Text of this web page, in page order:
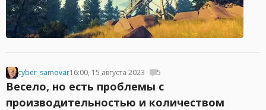
cyber_samovar16:00, 15 августа 2023 5
Весело, но есть проблемы с
производительностью и количеством